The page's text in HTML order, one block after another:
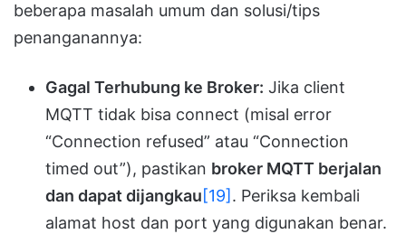
beberapa masalah umum dan solusi/tips
penanganannya:
Gagal Terhubung ke Broker: Jika client
MQTT tidak bisa connect (misal error
“Connection refused” atau “Connection
timed out”), pastikan broker MQTT berjalan
dan dapat dijangkau[19] . Periksa kembali
alamat host dan port yang digunakan benar.